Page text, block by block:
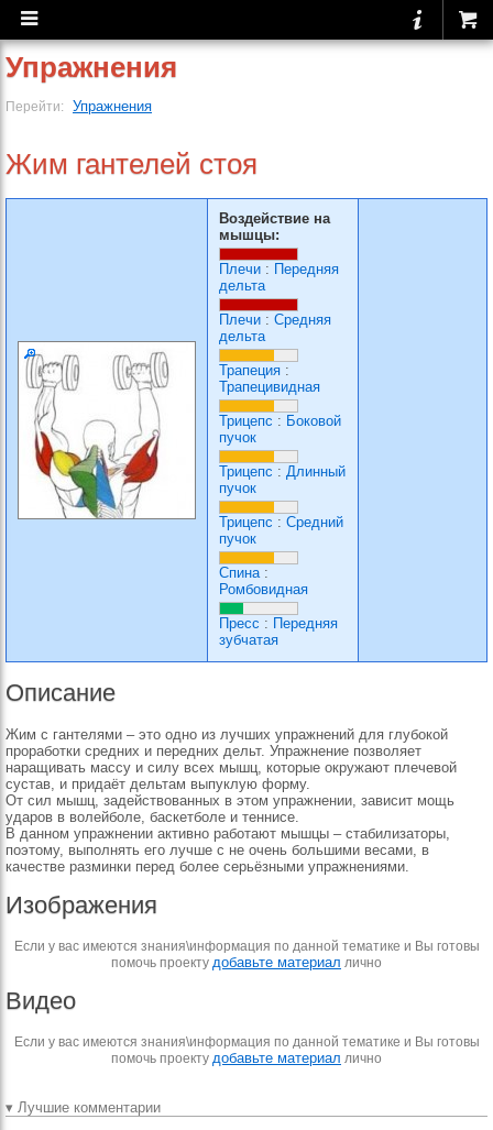
Упражнения
Перейти: Упражнения
Жим гантелей стоя
Воздействие на
мышцы:
Плечи : Передняя
дельта
Плечи : Средняя
дельта
Трапеция :
Трапецивидная
Трицепс : Боковой
пучок
Трицепс : Длинный
пучок
Трицепс : Средний
пучок
Спина:
Ромбовидная
Пресс : Передняя
зубчатая
Описание
Жим с гантелями – это одно из лучших упражнений для глубокой
проработки средних и передних дельт. Упражнение позволяет
наращивать массу и силу всех мышц, которые окружают плечевой
сустав, и придаёт дельтам выпуклую форму.
От сил мышц, задействованных в этом упражнении, зависит мощь
ударов в волейболе, баскетболе и теннисе.
В данном упражнении активно работают мышцы – стабилизаторы,
поэтому, выполнять его лучше с не очень большими весами, в
качестве разминки перед более серьёзными упражнениями.
Изображения
Если у вас имеются знания\информация по данной тематике и Вы готовы
помочь проекту добавьте материал лично
Видео
Если у вас имеются знания\информация по данной тематике и Вы готовы
помочь проекту добавьте материал лично
▾ Лучшие комментарии